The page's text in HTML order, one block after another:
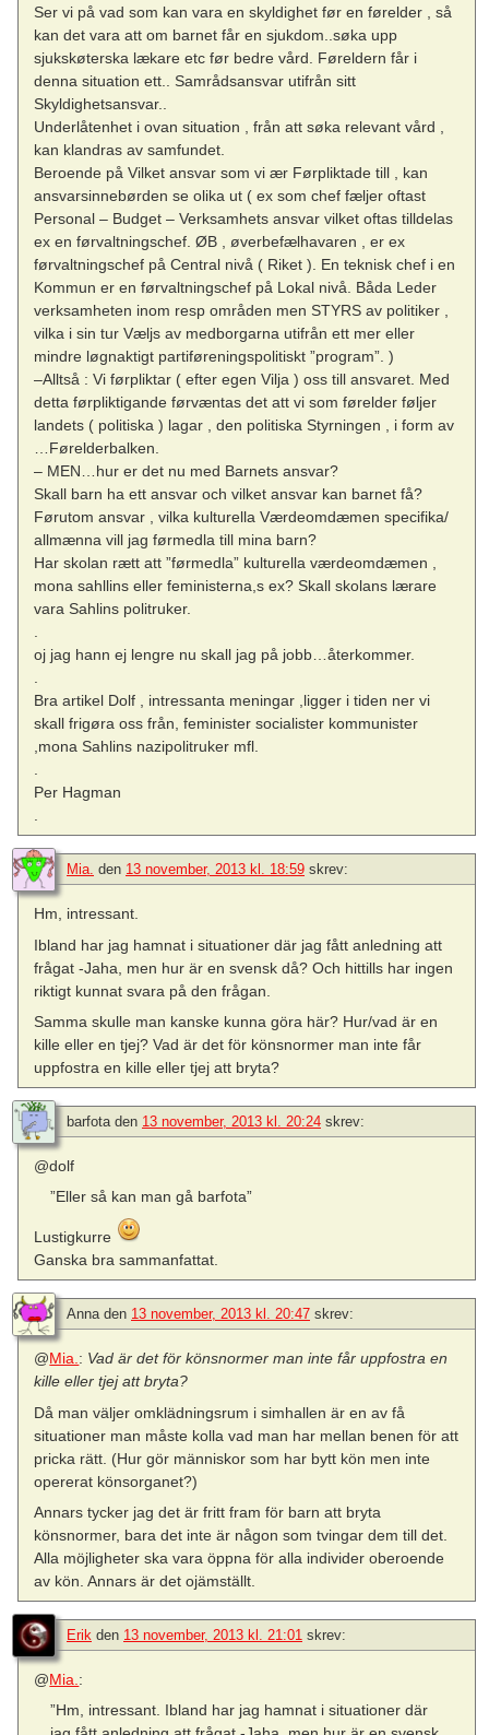
Ser vi på vad som kan vara en skyldighet før en førelder , så
kan det vara att om barnet får en sjukdom..søka upp
sjukskøterska lækare etc før bedre vård. Føreldern får i
denna situation ett.. Samrådsansvar utifrån sitt
Skyldighetsansvar..
Underlåtenhet i ovan situation , från att søka relevant vård ,
kan klandras av samfundet.
Beroende på Vilket ansvar som vi ær Førpliktade till , kan
ansvarsinnebørden se olika ut ( ex som chef fæljer oftast
Personal – Budget – Verksamhets ansvar vilket oftas tilldelas
ex en førvaltningschef. ØB , øverbefælhavaren , er ex
førvaltningschef på Central nivå ( Riket ). En teknisk chef i en
Kommun er en førvaltningschef på Lokal nivå. Båda Leder
verksamheten inom resp områden men STYRS av politiker ,
vilka i sin tur Væljs av medborgarna utifrån ett mer eller
mindre løgnaktigt partiføreningspolitiskt ”program”. )
–Alltså : Vi førpliktar ( efter egen Vilja ) oss till ansvaret. Med
detta førpliktigande førvæntas det att vi som førelder føljer
landets ( politiska ) lagar , den politiska Styrningen , i form av
…Førelderbalken.
– MEN…hur er det nu med Barnets ansvar?
Skall barn ha ett ansvar och vilket ansvar kan barnet få?
Førutom ansvar , vilka kulturella Værdeomdæmen specifika/
allmænna vill jag førmedla till mina barn?
Har skolan rætt att ”førmedla” kulturella værdeomdæmen ,
mona sahllins eller feministerna,s ex? Skall skolans lærare
vara Sahlins politruker.
.
oj jag hann ej lengre nu skall jag på jobb…återkommer.
.
Bra artikel Dolf , intressanta meningar ,ligger i tiden ner vi
skall frigøra oss från, feminister socialister kommunister
,mona Sahlins nazipolitruker mfl.
.
Per Hagman
.
Mia. den 13 november, 2013 kl. 18:59 skrev:
Hm, intressant.
Ibland har jag hamnat i situationer där jag fått anledning att
frågat -Jaha, men hur är en svensk då? Och hittills har ingen
riktigt kunnat svara på den frågan.
Samma skulle man kanske kunna göra här? Hur/vad är en
kille eller en tjej? Vad är det för könsnormer man inte får
uppfostra en kille eller tjej att bryta?
barfota den 13 november, 2013 kl. 20:24 skrev:
@dolf
”Eller så kan man gå barfota”
Lustigkurre
Ganska bra sammanfattat.
Annaden 13 november, 2013 kl. 20:47 skrev:
@Mia.: Vad är det för könsnormer man inte får uppfostra en
kille eller tjej att bryta?
Då man väljer omklädningsrum i simhallen är en av få
situationer man måste kolla vad man har mellan benen för att
pricka rätt. (Hur gör människor som har bytt kön men inte
opererat könsorganet?)
Annars tycker jag det är fritt fram för barn att bryta
könsnormer, bara det inte är någon som tvingar dem till det.
Alla möjligheter ska vara öppna för alla individer oberoende
av kön. Annars är det ojämställt.
Erik den 13 november, 2013 kl. 21:01 skrev:
@Mia. :
”Hm, intressant. Ibland har jag hamnat i situationer där